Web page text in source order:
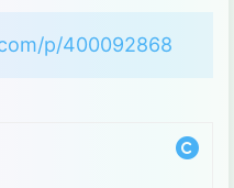
p/400092868